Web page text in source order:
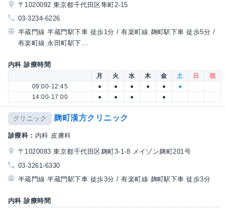
〒1020092 東京都千代田区隼町2-15
03-3234-6226
半蔵門線 半蔵門駅下車 徒歩1分 / 有楽町線 麹町駅下車 徒歩5分 /
有楽町線 永田町駅下...
内科 診療時間
月 火 水 木 金 土 日
祝
09:00-12:45
● ● ● ● ●
●
14:00-17:00
● ● ● ●
クリニック 麹町漢方クリニック
診療科： 内科 皮膚科
〒1020083 東京都千代田区麹町3-1-8 メイゾン麹町201号
03-3261-6330
半蔵門線 半蔵門駅下車 徒歩3分 / 有楽町線 麹町駅下車 徒歩3分
内科 診療時間